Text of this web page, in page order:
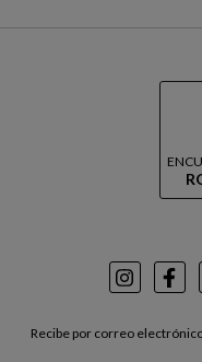
Recibe por correo